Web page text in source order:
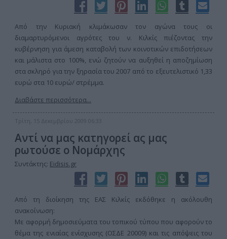
Από την Κυριακή κλιμάκωσαν τον αγώνα τους οι
διαμαρτυρόμενοι αγρότες του ν. Κιλκίς πιέζοντας την
κυβέρνηση για άμεση καταβολή των κοινοτικών επιδοτήσεων
και μάλιστα στο 100%, ενώ ζητούν να αυξηθεί η αποζημίωση
στα σκληρό για την ξηρασία του 2007 από το εξευτελιστικό 1,33
ευρώ στα 10 ευρώ/ στρέμμα.
Διαβάστε περισσότερα...
Τρίτη, 15 Δεκεμβρίου 2009 06:33
Αντί να μας κατηγορεί ας μας
ρωτούσε ο Νομάρχης
Συντάκτης: Eidisis.gr
Από τη διοίκηση της ΕΑΣ Κιλκίς εκδόθηκε η ακόλουθη
ανακοίνωση:
Με αφορμή δημοσιεύματα του τοπικού τύπου που αφορούν το
θέμα της ενιαίας ενίσχυσης (ΟΣΔΕ 20009) και τις απόψεις του